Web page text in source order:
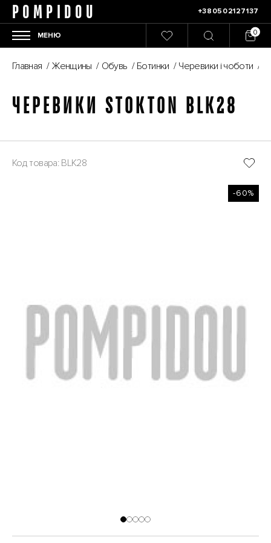
POMPIDOU +380502127137
МЕНЮ
Главная / Женщины / Обувь / Ботинки / Черевики і чоботи /
ЧЕРЕВИКИ STOKTON BLK28
Код товара: BLK28
-60%